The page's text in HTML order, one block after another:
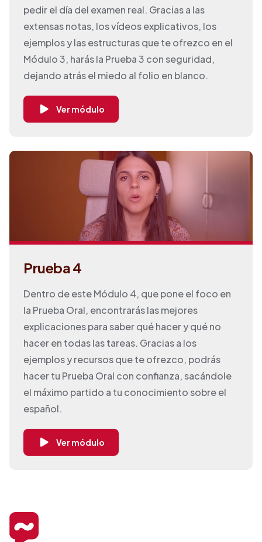
pedir el día del examen real. Gracias a las
extensas notas, los vídeos explicativos, los
ejemplos y las estructuras que te ofrezco en el
Módulo 3, harás la Prueba 3 con seguridad,
dejando atrás el miedo al folio en blanco.
Ver módulo
Prueba 4
Dentro de este Módulo 4, que pone el foco en
la Prueba Oral, encontrarás las mejores
explicaciones para saber qué hacer y qué no
hacer en todas las tareas. Gracias a los
ejemplos y recursos que te ofrezco, podrás
hacer tu Prueba Oral con confianza, sacándole
el máximo partido a tu conocimiento sobre el
español.
Ver módulo